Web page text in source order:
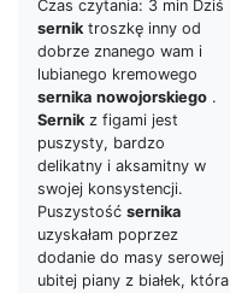
Czas czytania: 3 min Dziś
serniktroszkę inny od
dobrze znanego wam i
lubianego kremowego
sernika nowojorskiego .
Sernikz figami jest
puszysty, bardzo
delikatny i aksamitny w
swojej konsystencji.
Puszystość sernika
uzyskałam poprzez
dodanie do masy serowej
ubitej piany z białek, która